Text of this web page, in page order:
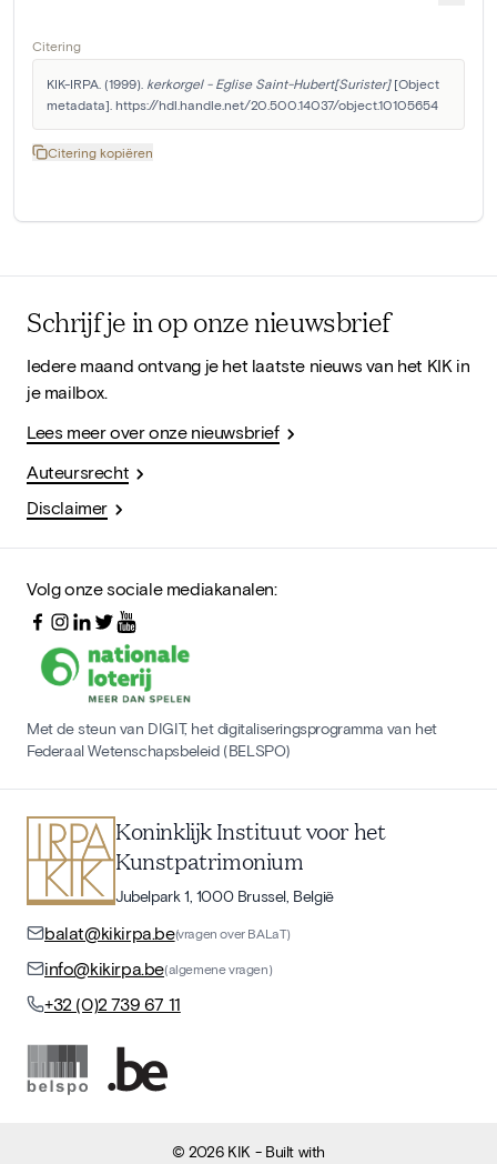
Citering
KIK-IRPA. (1999). kerkorgel - Eglise Saint-Hubert[Surister] [Object
metadata]. https://hdl.handle.net/20.500.14037/object.10105654
Citering kopiëren
Schrijf je in op onze nieuwsbrief
Iedere maand ontvang je het laatste nieuws van het KIK in
je mailbox.
Lees meer over onze nieuwsbrief
Auteursrecht
Disclaimer
Volg onze sociale mediakanalen:
Met de steun van DIGIT, het digitaliseringsprogramma van het
Federaal Wetenschapsbeleid (BELSPO)
Koninklijk Instituut voor het
Kunstpatrimonium
Jubelpark 1, 1000 Brussel, België
balat@kikirpa.be(vragen over BALaT)
info@kikirpa.be(algemene vragen)
+32 (0)2 739 67 11
©2026 KIK - Built with